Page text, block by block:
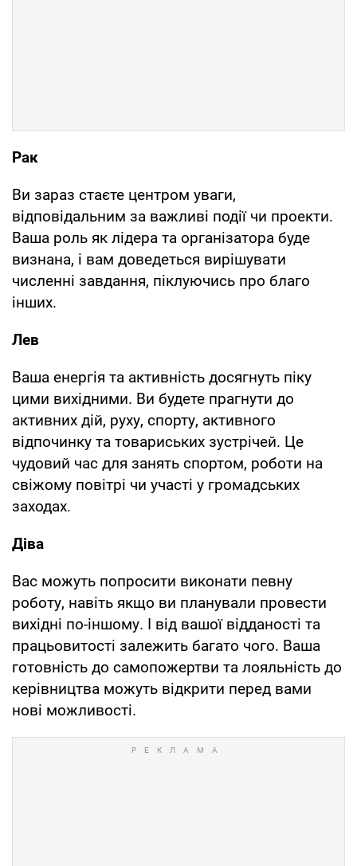
Рак
Ви зараз стаєте центром уваги,
відповідальним за важливі події чи проекти.
Ваша роль як лідера та організатора буде
визнана, і вам доведеться вирішувати
численні завдання, піклуючись про благо
інших.
Лев
Ваша енергія та активність досягнуть піку
цими вихідними. Ви будете прагнути до
активних дій, руху, спорту, активного
відпочинку та товариських зустрічей. Це
чудовий час для занять спортом, роботи на
свіжому повітрі чи участі у громадських
заходах.
Діва
Вас можуть попросити виконати певну
роботу, навіть якщо ви планували провести
вихідні по-іншому. І від вашої відданості та
працьовитості залежить багато чого. Ваша
готовність до самопожертви та лояльність до
керівництва можуть відкрити перед вами
нові можливості.